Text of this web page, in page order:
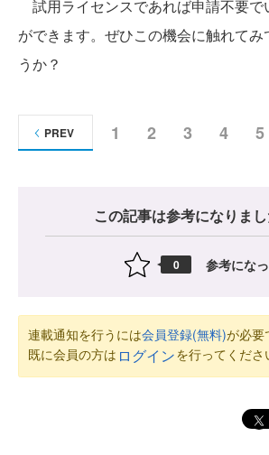
試用ライセンスであれば申請不要で
ができます。ぜひこの機会に触れてみ
うか？
1 2 3 4 5
PREV
この記事は参考になりま
0 参考にな
連載通知を行うには会員登録(無料)が必要
既に会員の方は ログインを行ってくださ